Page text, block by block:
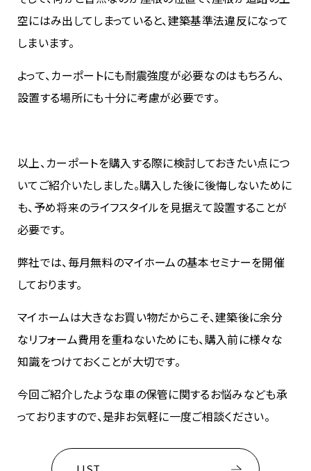
空にはみ出してしまっていると、建築基準法違反になって
しまいます。
よって、カーポートにも耐震強度が必要なのはもちろん、
設置する場所にも十分に考慮が必要です。
以上、カーポートを購入する際に検討しておきたい点につ
いてご紹介いたしました。購入した後に後悔しないために
も、予め将来のライフスタイルを見据えて設置することが
必要です。
弊社では、毎月無料のマイホームの基本セミナーを開催
しております。
マイホームは大きなお買い物だからこそ、建築後に余分
なリフォーム費用を重ねないためにも、購入前に様々な
知識をつけておくことが大切です。
今回ご紹介したような車の保管に関するお悩みなども承
っておりますので、是非お気軽に一度ご相談ください。